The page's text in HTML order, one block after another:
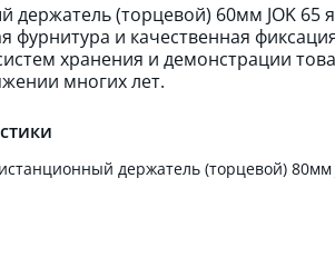
держатель (торцевой) 60мм JOK 65
фурнитура и качественная
хранения и демонстрации
многих лет.
держатель (торцевой) 80мм